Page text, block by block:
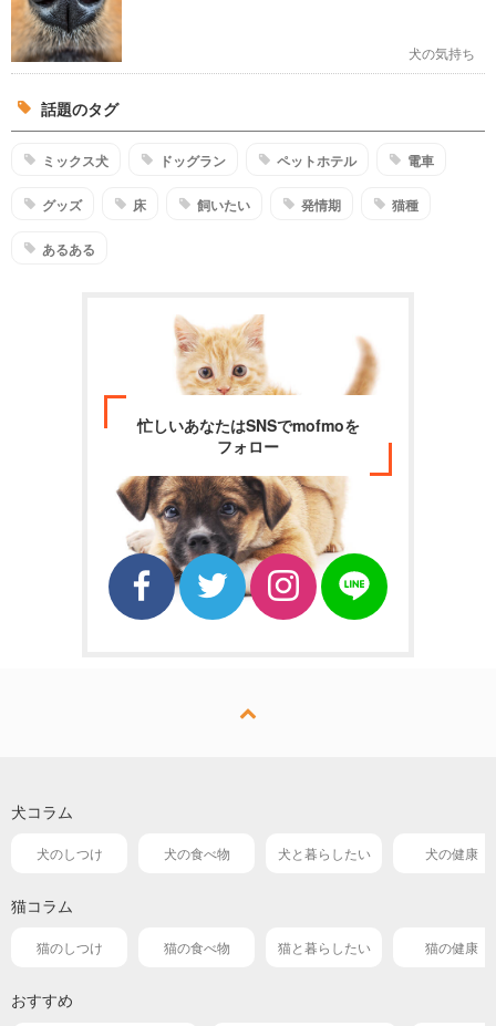
犬の気持ち
話題のタグ
ミックス犬 ドッグラン ペットホテル 電車
グッズ 床 飼いたい 発情期 猫種
あるある
忙しいあなたはSNSでmofmoを
フォロー
犬コラム
犬のしつけ 犬の食べ物 犬と暮らしたい 犬の健康
猫コラム
猫のしつけ 猫の食べ物 猫と暮らしたい 猫の健康
おすすめ